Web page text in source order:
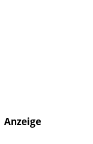
Anzeige